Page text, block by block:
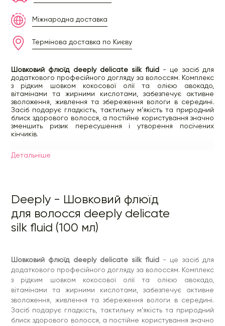
Міжнародна доставка
Термінова доставка по Києву
Шовковий флюїд deeply delicate silk fluid - це засіб для
додаткового професійного догляду за волоссям. Комплекс
з рідким шовком кокосової олії та олією авокадо,
вітамінами та жирними кислотами, забезпечує активне
зволоження, живлення та збереження вологи в середині.
Засіб подарує гладкість, тактильну м’якість та природний
блиск здорового волосся, а постійне користування значно
зменшить ризик пересушення і утворення посічених
кінчиків.
— невелику кількість засобу розітріть по долонях
— особливу увагу приділіть кінчикам.
Засіб не потребує змиття.
Склад:Cyclopentasiloxane, Dimethiconol, Persea
Gratissima (Avocado) Oil, Cocoyl Hydrolyzed Silk, Parfum
Geraniol, Benzyl Alcohol, Linalyl Acetate, Citronellol.
Протипоказання:індивідуальна чутливість до компонентів
засобів.
Країна виробник:Україна
Класифікація:професійна
Детальнiше
Deeply - Шовковий флюїд
для волосся deeply delicate
silk fluid (100 мл)
Шовковий флюїд deeply delicate silk fluid - це засіб для
додаткового професійного догляду за волоссям. Комплекс
з рідким шовком кокосової олії та олією авокадо,
вітамінами та жирними кислотами, забезпечує активне
зволоження, живлення та збереження вологи в середині.
Засіб подарує гладкість, тактильну м’якість та природний
блиск здорового волосся, а постійне користування значно